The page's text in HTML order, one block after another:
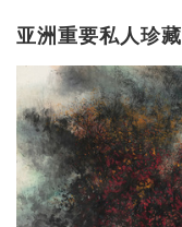
亚洲重要私人珍藏